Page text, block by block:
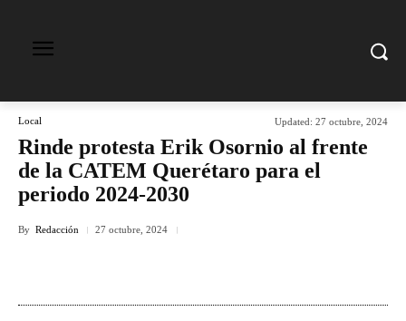
Local Updated: 27 octubre, 2024
Rinde protesta Erik Osornio al frente
de la CATEM Querétaro para el
periodo 2024-2030
By Redacción 27 octubre, 2024